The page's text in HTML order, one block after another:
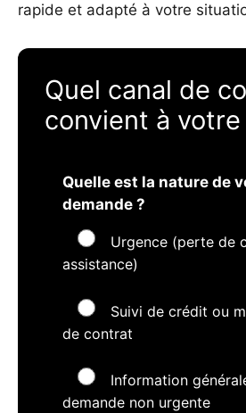
rapide et adapté à votre
Quel canal de
convient à votre
Quelle est la nature de
demande ?
Urgence (perte de
assistance)
Suivi de crédit ou
de contrat
Information
demande non urgente